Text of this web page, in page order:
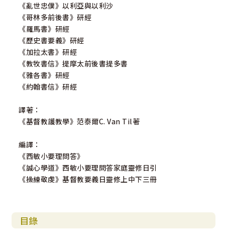
《亂世忠僕》以利亞與以利沙
《哥林多前後書》研經
《羅馬書》研經
《歷史書要義》研經
《加拉太書》研經
《教牧書信》提摩太前後書提多書
《雅各書》研經
《約翰書信》研經
譯著：
《基督教護教學》范泰爾C. Van Til著
編譯：
《西敏小要理問答》
《誠心學道》西敏小要理問答家庭靈修日引
《操練敬虔》基督教要義日靈修上中下三冊
目錄